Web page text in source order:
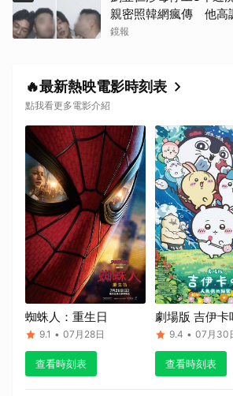
親密照韓網瘋傳 他高
鏡報
🔥最新熱映電影時刻表
點我看更多電影介紹
蜘蛛人：重生日
9.1 • 07月28日
查看時刻表
劇場版 吉伊卡
島的秘密
9.4 • 07月30
查看時刻表